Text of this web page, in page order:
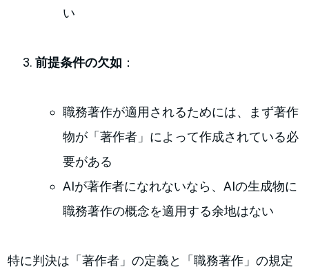
い
前提条件の欠如 ：
職務著作が適用されるためには、まず著作
物が「著作者」によって作成されている必
要がある
AIが著作者になれないなら、AIの生成物に
職務著作の概念を適用する余地はない
特に判決は「著作者」の定義と「職務著作」の規定